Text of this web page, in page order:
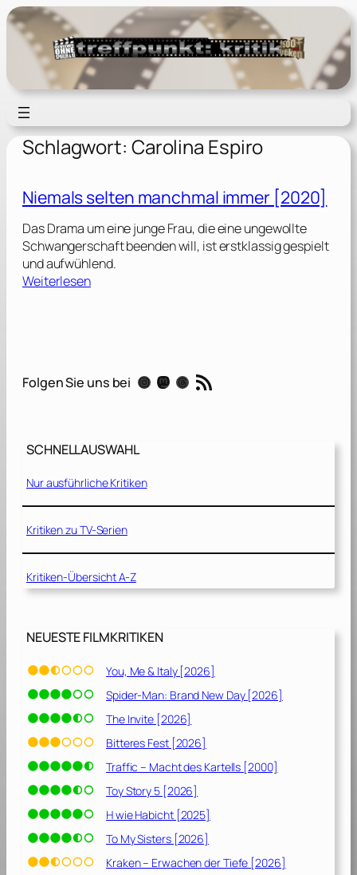
Zum
Inhalt
springen
Schlagwort: Carolina Espiro
Niemals selten manchmal immer [2020]
Das Drama um eine junge Frau, die eine ungewollte
Schwangerschaft beenden will, ist erstklassig gespielt
und aufwühlend.
Weiterlesen:
l
l
e
n
m
c
h
a
i
m
e
r
2
0
2
0
]
Folgen Sie uns bei Instagram Mastodon Threads RSS-Feed
SCHNELLAUSWAHL
Nur ausführliche Kritiken
Kritiken zu TV-Serien
Kritiken-Übersicht A-Z
NEUESTE FILMKRITIKEN
You, Me & Italy [2026]
Spider-Man: Brand New Day [2026]
The Invite [2026]
Bitteres Fest [2026]
Traffic – Macht des Kartells [2000]
Toy Story 5 [2026]
H wie Habicht [2025]
To My Sisters [2026]
Kraken – Erwachen der Tiefe [2026]